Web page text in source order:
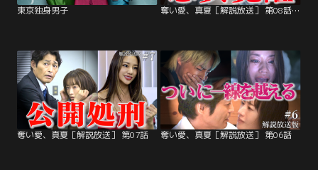
東京独身男子 奪い愛、真夏［解説放送］ 第08話（最終話）
奪い愛、真夏［解説放送］ 第07話 奪い愛、真夏［解説放送］ 第06話